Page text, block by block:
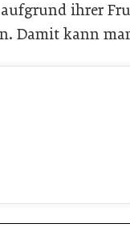
ihrer
Damit kann